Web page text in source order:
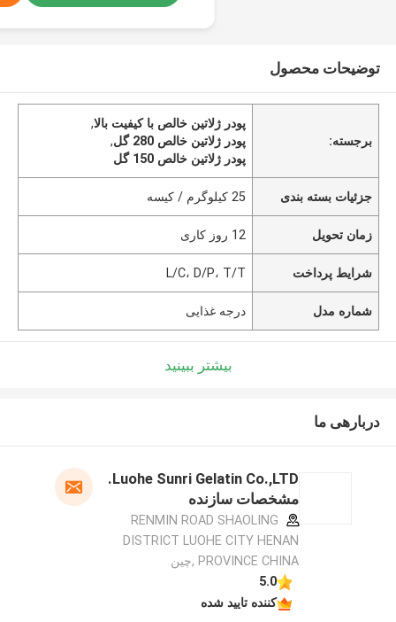
توضیحات محصول
برجسته:
پودر ژلاتین خالص با کیفیت بالا,
پودر ژلاتین خالص 280 گل
,
پودر ژلاتین خالص 150 گل
جزئیات بسته بندی 25 کیلوگرم / کیسه
زمان تحویل 12 روز کاری
شرایط پرداخت L/C، D/P، T/T
شماره مدل درجه غذایی
بیشتر ببینید
دربارهی ما
Luohe Sunri Gelatin Co.,LTD.
مشخصات سازنده
RENMIN ROAD SHAOLING
DISTRICT LUOHE CITY HENAN
PROVINCE CHINA ,چین
5.0
کننده تایید شده